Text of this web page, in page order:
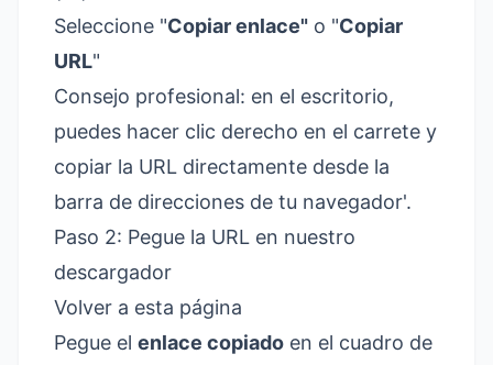
Seleccione "Copiar enlace" o "Copiar
URL"
Consejo profesional: en el escritorio,
puedes hacer clic derecho en el carrete y
copiar la URL directamente desde la
barra de direcciones de tu navegador'.
Paso 2: Pegue la URL en nuestro
descargador
Volver a esta página
Pegue el enlace copiado en el cuadro de